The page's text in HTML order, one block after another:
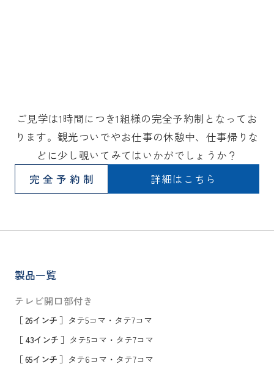
ご見学は1時間につき1組様の完全予約制となってお
ります。観光ついでやお仕事の休憩中、仕事帰りな
どに少し覗いてみてはいかがでしょうか？
完全予約制
詳細はこちら
製品一覧
テレビ開口部付き
［ 26インチ ］ タテ5コマ ・ タテ7コマ
［ 43インチ ］ タテ5コマ ・ タテ7コマ
［ 65インチ ］ タテ6コマ ・ タテ7コマ